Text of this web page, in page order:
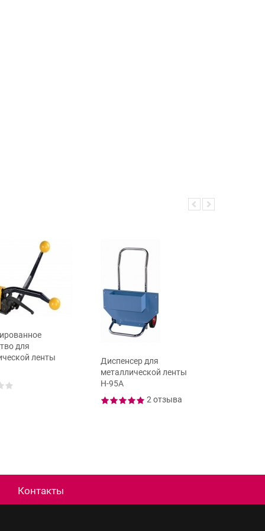
для
ленты
Диспенсер для
металлической ленты
Н-95А
2 отзыва
Контакты